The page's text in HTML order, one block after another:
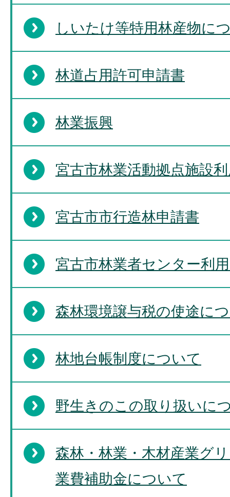
しいたけ等特用林産物に
林道占用許可申請書
林業振興
宮古市林業活動拠点施設
宮古市市行造林申請書
宮古市林業者センター利
森林環境譲与税の使途に
林地台帳制度について
野生きのこの取り扱いに
森林・林業・木材産業グ
業費補助金について